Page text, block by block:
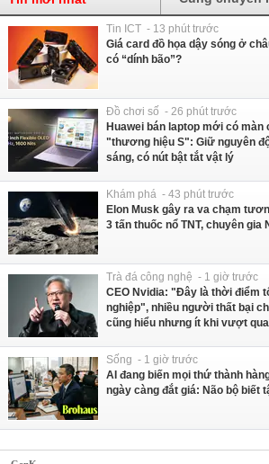
Tin ICT - 13 phút trước
Giá card đồ họa dậy sóng ở
có “dính bão”?
Đồ chơi số - 26 phút trước
Huawei bán laptop mới có
"thương hiệu S": Giữ nguyên
sáng, có nút bật tắt vật lý
Khám phá - 43 phút trước
Elon Musk gây ra va chạm
3 tấn thuốc nổ TNT, chuyên gia
Trà đá công nghệ - 1 giờ trước
CEO Nvidia: "Đây là thời điểm
nghiệp", nhiều người thất bại
cũng hiểu nhưng ít khi vượt
Sống - 1 giờ trước
AI đang biến mọi thứ thành
ngày càng đắt giá: Não bộ biết